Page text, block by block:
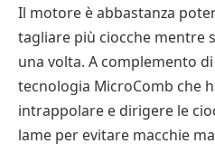
Il motore è abbastanza
tagliare più ciocche mentre
una volta. A complemento
tecnologia MicroComb che
intrappolare e dirigere le
lame per evitare macchie